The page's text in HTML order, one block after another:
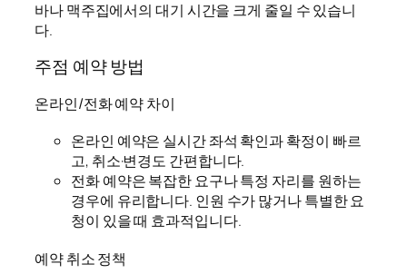
바나 맥주집에서의 대기 시간을 크게 줄일 수 있습니
다.
주점 예약 방법
온라인/전화 예약 차이
온라인 예약은 실시간 좌석 확인과 확정이 빠르
고, 취소·변경도 간편합니다.
전화 예약은 복잡한 요구나 특정 자리를 원하는
경우에 유리합니다. 인원 수가 많거나 특별한 요
청이 있을 때 효과적입니다.
예약 취소 정책